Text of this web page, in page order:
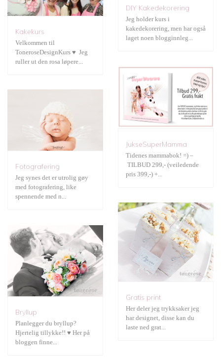
Kakekurs
Velkommen til
ToneroseDesignKurs ♥ Jeg
ruller ut den rosa løpere...
DIY Kakedekorering
Jeg holder kurs i
kakedekorering, men har også
laget noen blogginnleg...
JukseSuperMamma
JukseSuperMamma
Tidenes mammabok! =) –
TILBUD 299,- (veiledende
pris 399,-) +...
Fotografering
Fotografering
Jeg synes det er utrolig gøy
med fotografering, like
spennende med n...
Gratis print
Gratis print
Her deler jeg trykksaker jeg
har designet, disse kan du
laste ned grat...
Bryllup
Planlegger du bryllup?
Hjertelig tillykke!! ♥ Her på
bloggen finne...